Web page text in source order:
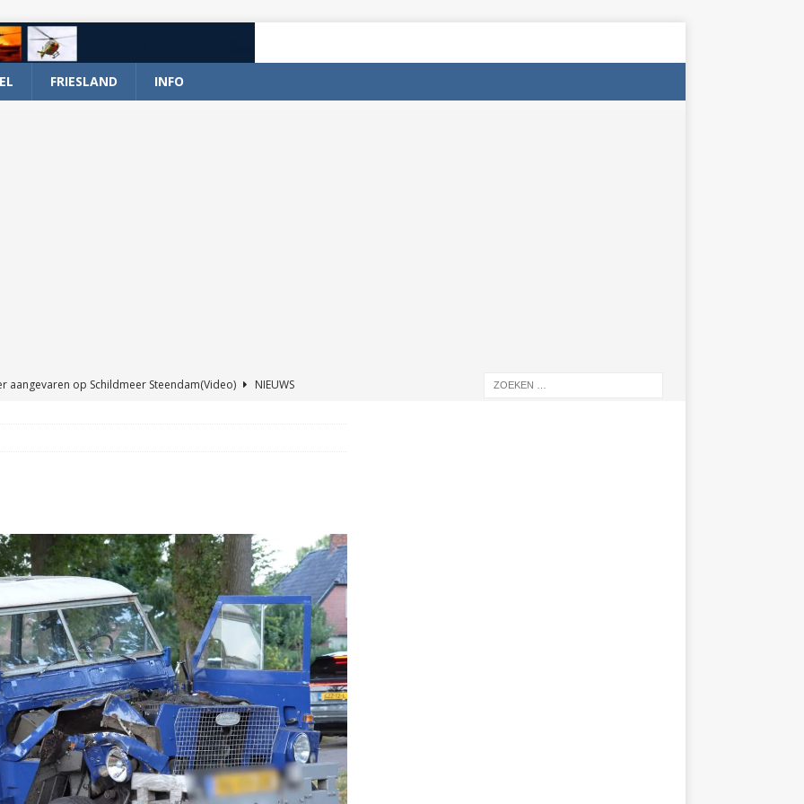
FRIESLAND INFO
aangevaren op Schildmeer Steendam(Video)
NIEUWS
en personenwagen in botsing in Ommen(Video)
en wagen met stro in de brand in Oosterhesselen(Video)
in brand Ruinen DRENTHE